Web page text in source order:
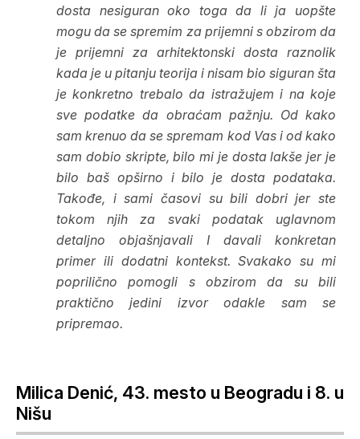
dosta nesiguran oko toga da li ja uopšte
mogu da se spremim za prijemni s obzirom da
je prijemni za arhitektonski dosta raznolik
kada je u pitanju teorija i nisam bio siguran šta
je konkretno trebalo da istražujem i na koje
sve podatke da obraćam pažnju. Od kako
sam krenuo da se spremam kod Vas i od kako
sam dobio skripte, bilo mi je dosta lakše jer je
bilo baš opširno i bilo je dosta podataka.
Takođe, i sami časovi su bili dobri jer ste
tokom njih za svaki podatak uglavnom
detaljno objašnjavali I davali konkretan
primer ili dodatni kontekst. Svakako su mi
poprilično pomogli s obzirom da su bili
praktično jedini izvor odakle sam se
pripremao.
Milica Denić, 43. mesto u Beogradu i 8. u
Nišu